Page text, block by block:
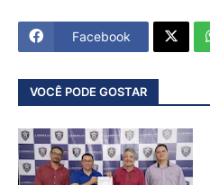
Facebook
VOCÊ PODE GOSTAR